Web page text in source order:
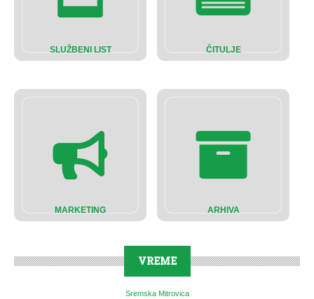
SLUŽBENI LIST ČITULJE
MARKETING ARHIVA
VREME
Sremska Mitrovica